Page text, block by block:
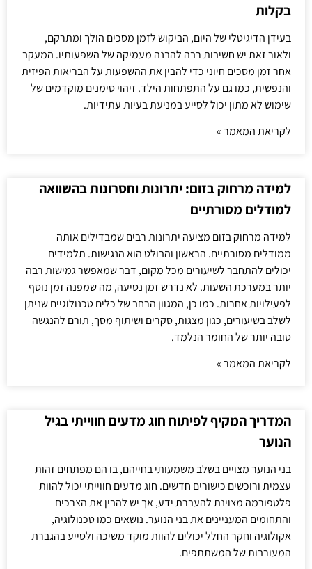
בקלות
בעידן הדיגיטלי של היום, הביקוש לזמן מסכים הולך ומתרקם,
ולאור זאת יש חשיבות רבה להבנה מעמיקה של השפעותיו. המעקב
אחר זמן מסכים חיוני כדי להבין את ההשפעות על הבריאות הפיזית
והנפשית, כמו גם על התפתחות הילד. זיהוי סימנים מוקדמים של
שימוש לא מתון יכול לסייע במניעת בעיות עתידיות.
לקריאת המאמר »
למידה מרחוק בזום: יתרונות וחסרונות בהשוואה
למודלים מסורתיים
למידה מרחוק בזום מציעה יתרונות רבים שמבדילים אותה
ממודלים מסורתיים. הראשון והבולט הוא הנגישות. תלמידים
יכולים להתחבר לשיעורים מכל מקום, דבר שמאפשר גמישות רבה
יותר במערכת השעות. לא נדרש זמן נסיעה, מה שמפנה זמן נוסף
לפעילויות אחרות. כמו כן, המגוון הרחב של כלים טכנולוגיים שניתן
לשלב בשיעורים, כגון מצגות, סקרים ושיתוף מסך, תורם להנגשה
טובה יותר של החומר הנלמד.
לקריאת המאמר »
המדריך המקיף לפיתוח חוג מדעים חווייתי בגיל
הנוער
בני הנוער מצויים בשלב משמעותי בחייהם, בו הם מפתחים זהות
עצמית ורוכשים כישורים חדשים. חוג מדעים חווייתי יכול להוות
פלטפורמה מצוינת להעברת ידע, אך יש להבין את הצרכים
והתחומים המעניינים את בני הנוער. נושאים כמו טכנולוגיה,
אקולוגיה וחקר החלל יכולים להוות מוקד משיכה ולסייע בהגברת
המעורבות של המשתתפים.